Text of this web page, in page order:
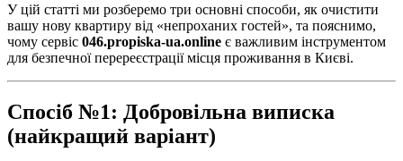
У цій статті ми розберемо три основні способи, як очистити
вашу нову квартиру від «непроханих гостей», та пояснимо,
чому сервіс 046.propiska-ua.online є важливим інструментом
для безпечної перереєстрації місця проживання в Києві.
Спосіб №1: Добровільна виписка
(найкращий варіант)